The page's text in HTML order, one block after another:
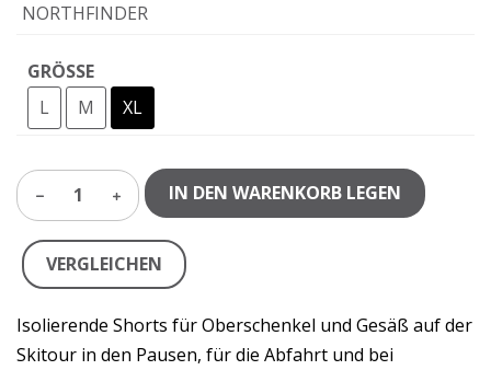
NORTHFINDER
GRÖSSE
L
M XL
1 IN DEN WARENKORB LEGEN
VERGLEICHEN
Isolierende Shorts für Oberschenkel und Gesäß auf der
Skitour in den Pausen, für die Abfahrt und bei